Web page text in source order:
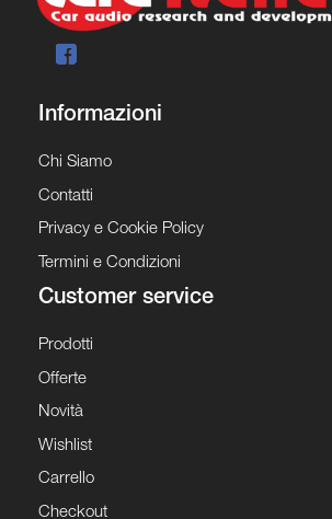
Informazioni
Chi Siamo
Contatti
Privacy e Cookie Policy
Termini e Condizioni
Customer service
Prodotti
Offerte
Novità
Wishlist
Carrello
Checkout